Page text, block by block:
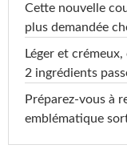
Cette nouvelle
plus demandée
Léger et
2 ingrédients
Préparez-vous à
emblématique